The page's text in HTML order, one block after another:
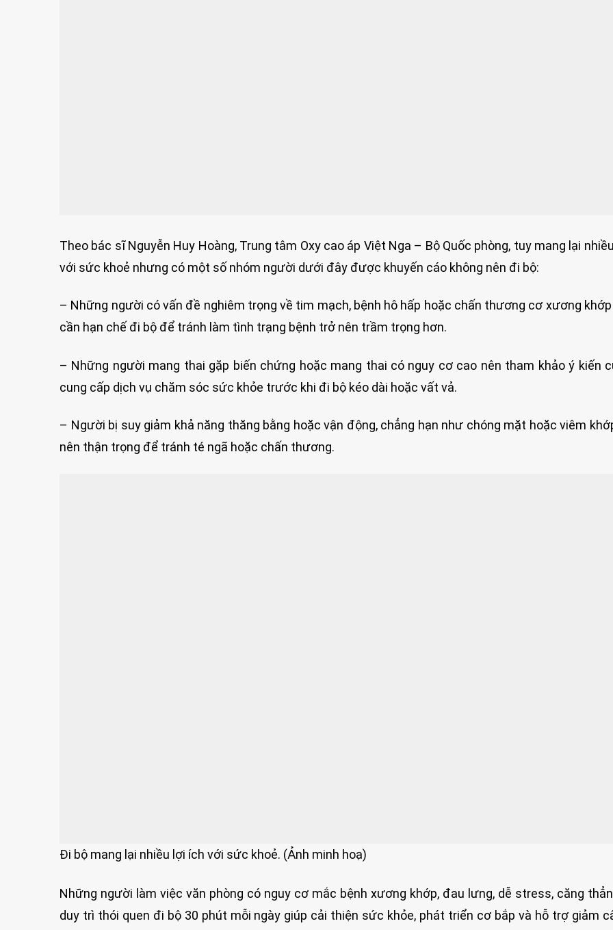
Theo bác sĩ Nguyễn Huy Hoàng, Trung tâm Oxy cao áp Việt Nga – Bộ Quốc phòng, tuy mang lại
với sức khoẻ nhưng có một số nhóm người dưới đây được khuyến cáo không nên đi bộ:
– Những người có vấn đề nghiêm trọng về tim mạch, bệnh hô hấp hoặc chấn thương cơ xương
cần hạn chế đi bộ để tránh làm tình trạng bệnh trở nên trầm trọng hơn.
– Những người mang thai gặp biến chứng hoặc mang thai có nguy cơ cao nên tham khảo ý kiến
cung cấp dịch vụ chăm sóc sức khỏe trước khi đi bộ kéo dài hoặc vất vả.
– Người bị suy giảm khả năng thăng bằng hoặc vận động, chẳng hạn như chóng mặt hoặc viêm
nên thận trọng để tránh té ngã hoặc chấn thương.
Đi bộ mang lại nhiều lợi ích với sức khoẻ. (Ảnh minh hoạ)
Những người làm việc văn phòng có nguy cơ mắc bệnh xương khớp, đau lưng, dễ stress, căng
duy trì thói quen đi bộ 30 phút mỗi ngày giúp cải thiện sức khỏe, phát triển cơ bắp và hỗ trợ giảm